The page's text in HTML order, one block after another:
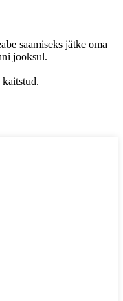
saamiseks jätke oma
jooksul.